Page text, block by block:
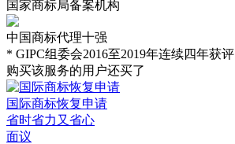
国家商标局备案机构
中国商标代理十强
* GIPC组委会2016至2019年连续四年获评
购买该服务的用户还买了
国际商标恢复申请
省时省力又省心
面议